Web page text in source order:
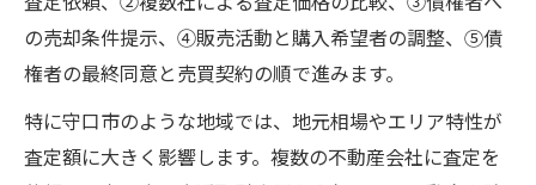
の売却条件提示、④販売活動と購入希望者の調整、⑤債
権者の最終同意と売買契約の順で進みます。
特に守口市のような地域では、地元相場やエリア特性が
査定額に大きく影響します。複数の不動産会社に査定を